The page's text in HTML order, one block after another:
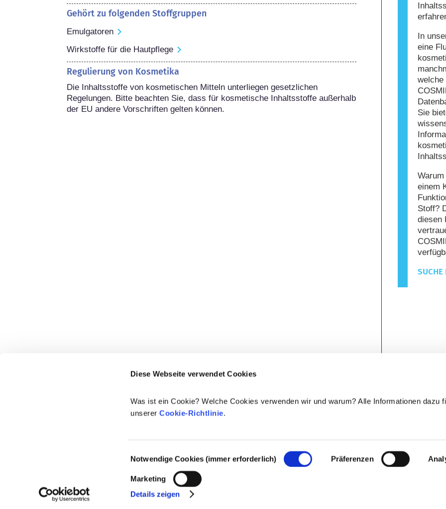
Diese Webseite verwendet Cookies
Was ist ein Cookie? Welche Cookies verwenden wir und warum? Alle Informationen dazu
unsererCookie-Richtlinie.
Notwendige Cookies (immer erforderlich) Präferenzen
Marketing
Details zeigen
Gehört zu folgenden Stoffgruppen
Emulgatoren
Wirkstoffe für die Hautpflege
Regulierung von Kosmetika
Die Inhaltsstoffe von kosmetischen Mitteln unterliegen gesetzlichen
Regelungen. Bitte beachten Sie, dass für kosmetische Inhaltsstoffe außerhalb
der EU andere Vorschriften gelten können.
In
eine
welche
Sie
einem
Stoff?
diesen
SUCHE
© 2021-2026 - Cosmetics Europe Rechtlicher Hinweis